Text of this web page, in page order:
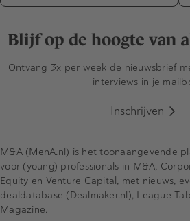
Blijf op de hoogte van
Ontvang 3x per week de nieuwsbrief
interviews in je
Inschrijven
M&A (MenA.nl) is het toonaangevende
voor (young) professionals in M&A,
Equity en Venture Capital, met nieuws,
dealdatabase (Dealmaker.nl), League
Magazine.